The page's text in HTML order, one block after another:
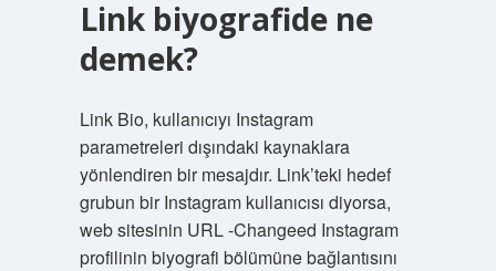
Link biyografide ne
demek?
Link Bio, kullanıcıyı Instagram
parametreleri dışındaki kaynaklara
yönlendiren bir mesajdır. Link’teki hedef
grubun bir Instagram kullanıcısı diyorsa,
web sitesinin URL -Changeed Instagram
profilinin biyografi bölümüne bağlantısını